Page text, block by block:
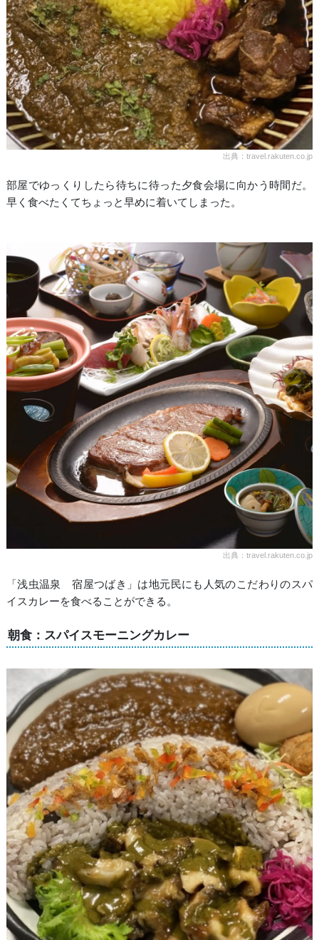
出典：travel.rakuten.co.jp
部屋でゆっくりしたら待ちに待った夕食会場に向かう時間だ。
早く食べたくてちょっと早めに着いてしまった。
出典：travel.rakuten.co.jp
「浅虫温泉 宿屋つばき」は地元民にも人気のこだわりのスパ
イスカレーを食べることができる。
朝食：スパイスモーニングカレー